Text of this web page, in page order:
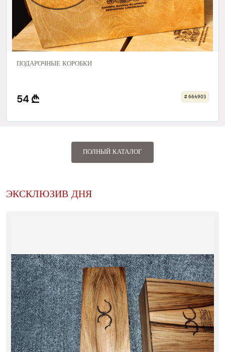
ПОДАРОЧНЫЕ КОРОБКИ
54 # 664903
ПОЛНЫЙ КАТАЛОГ
ЭКСКЛЮЗИВ ДНЯ